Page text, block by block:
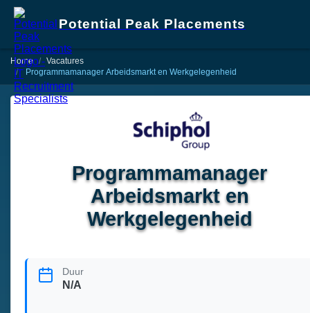
Potential Peak Placements
Home
Vacatures
Programmamanager Arbeidsmarkt en Werkgelegenheid
Programmamanager
Arbeidsmarkt en
Werkgelegenheid
Duur
N/A